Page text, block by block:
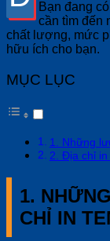
Bạn đang
cần tìm đến
chất lượng, mức
hữu ích cho bạn.
MỤC LỤC
1. Những
2. Địa chỉ
1.
CHỈ IN